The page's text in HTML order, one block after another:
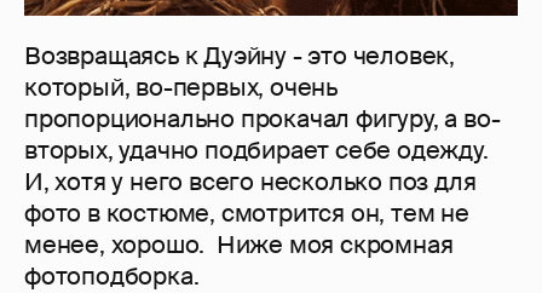
Возвращаясь к Дуэйну - это человек,
который, во-первых, очень
пропорционально прокачал фигуру, а во-
вторых, удачно подбирает себе одежду.
И, хотя у него всего несколько поз для
фото в костюме, смотрится он, тем не
менее, хорошо. Ниже моя скромная
фотоподборка.